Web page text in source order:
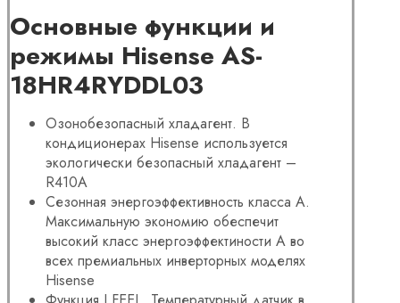
Основные функции и
режимы Hisense AS-
18HR4RYDDL03
Озонобезопасный хладагент. В
кондиционерах Hisense используется
экологически безопасный хладагент –
R410A
Сезонная энергоэффективность класса А.
Максимальную экономию обеспечит
высокий класс энергоэффектиности А во
всех премиальных инверторных моделях
Hisense